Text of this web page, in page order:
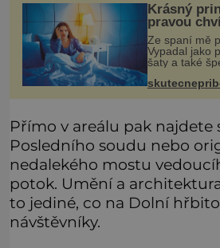
Krásný
pravou
Ze spaní mě
Vypadal jako
šaty a také
pokoje ven, v
hořet. Stalo
Byla jsem
Přímo v areálu pak najdete
Posledního soudu nebo
nedalekého mostu
potok. Umění a
to jediné, co na Dolní
návštěvníky.